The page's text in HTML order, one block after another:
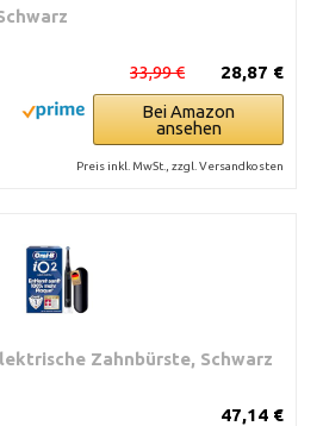
28,87 €
33,99 €
Bei Amazon
ansehen
Preis inkl. MwSt., zzgl. Versandkosten
Zahnbürste, Schwarz
47,14 €